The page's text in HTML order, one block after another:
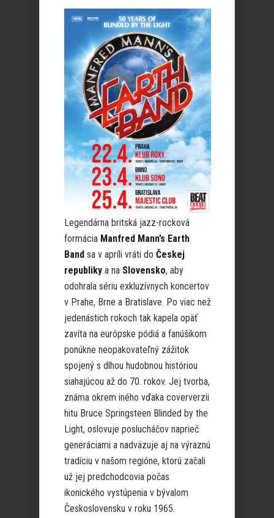
Legendárna britská jazz-rocková
formácia Manfred Mann’s Earth
Band sa v apríli vráti do Českej
republiky a na Slovensko, aby
odohrala sériu exkluzívnych koncertov
v Prahe, Brne a Bratislave. Po viac než
jedenástich rokoch tak kapela opäť
zavíta na európske pódiá a fanúšikom
ponúkne neopakovateľný zážitok
spojený s dlhou hudobnou históriou
siahajúcou až do 70. rokov. Jej tvorba,
známa okrem iného vďaka coververzii
hitu Bruce Springsteen Blinded by the
Light, oslovuje poslucháčov naprieč
generáciami a nadväzuje aj na výraznú
tradíciu v našom regióne, ktorú začali
už jej predchodcovia počas
ikonického vystúpenia v bývalom
Československu v roku 1965.